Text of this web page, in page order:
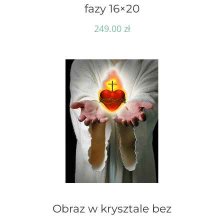
fazy 16×20
249.00 zł
Obraz w krysztale bez